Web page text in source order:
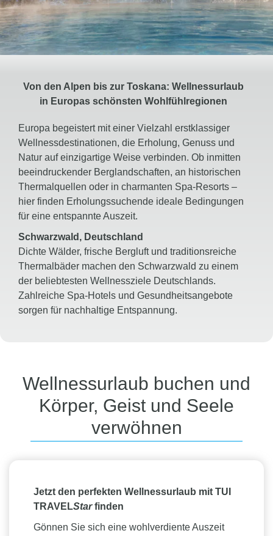
wichtige Rolle bei der Auswahl des passenden
Angebots.
Welche Stornierungs- und
Flexible Konditionen sorgen für zusätzliche
Planungssicherheit und entspanntes Reisen.
Von den Alpen bis zur Toskana: Wellnessurlaub
in Europas schönsten Wohlfühlregionen
Europa begeistert mit einer Vielzahl erstklassiger
Wellnessdestinationen, die Erholung, Genuss und
Natur auf einzigartige Weise verbinden. Ob inmitten
beeindruckender Berglandschaften, an historischen
Thermalquellen oder in charmanten Spa-Resorts –
hier finden Erholungssuchende ideale Bedingungen
für eine entspannte Auszeit.
Schwarzwald, Deutschland
Dichte Wälder, frische Bergluft und traditionsreiche
Thermalbäder machen den Schwarzwald zu einem
der beliebtesten Wellnessziele Deutschlands.
Zahlreiche Spa-Hotels und Gesundheitsangebote
sorgen für nachhaltige Entspannung.
Spanien bieten diese Länder vielfältige
Möglichkeiten für eine erholsame Auszeit.
Thermalbäder, Ayurveda-Angebote und Yoga-
Retreats schaffen die perfekte Balance zwischen
Körper und Geist.
eine traumhafte Kulisse für einen Wellnessurlaub.
Hier verbinden sich italienische Lebensart, Genuss
und Erholung auf besondere Weise.
Wellnessurlaub buchen und
Körper, Geist und Seele
verwöhnen
Jetzt den perfekten Wellnessurlaub mit TUI
TRAVELStarfinden
Gönnen Sie sich eine wohlverdiente Auszeit